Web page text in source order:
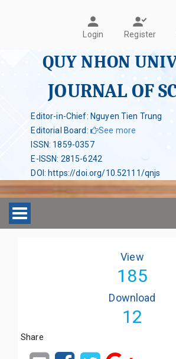
Login Register
QUY NHON
JOURNAL OF
Editor-in-Chief: Nguyen Tien Trung
Editorial Board:
See more
ISSN: 1859-0357
E-ISSN: 2815-6242
DOI : https://doi.org/10.52111/qnjs
Toggle navigation
View
185
Download
12
Share